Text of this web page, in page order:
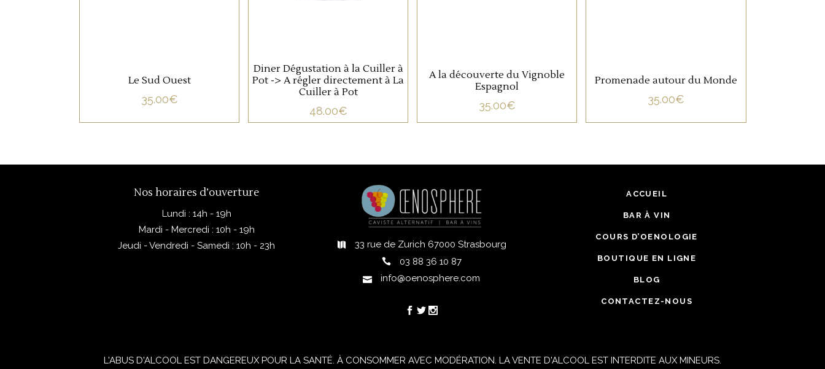
Le Sud Ouest
35.00€
Diner Dégustation à la Cuiller à
Pot -> A régler directement à La
Cuiller à Pot
48.00€
A la découverte du Vignoble
Espagnol
35.00€
Promenade autour du Monde
35.00€
Nos horaires d’ouverture
Lundi : 14h - 19h
Mardi - Mercredi : 10h - 19h
Jeudi - Vendredi - Samedi : 10h - 23h
33 rue de Zurich 67000 Strasbourg
03 88 36 10 87
info@oenosphere.com
ACCUEIL
BAR À VIN
COURS D’OENOLOGIE
BOUTIQUE EN LIGNE
BLOG
CONTACTEZ-NOUS
L'ABUS D'ALCOOL EST DANGEREUX POUR LA SANTÉ. À CONSOMMER AVEC MODÉRATION. LA VENTE D'ALCOOL EST INTERDITE AUX MINEURS.